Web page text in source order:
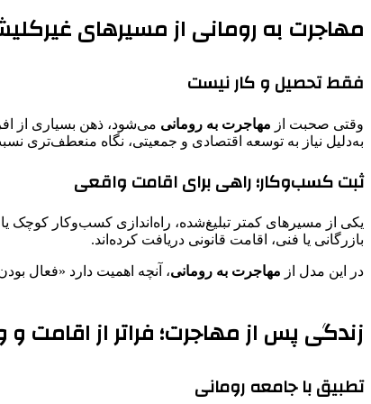
مهاجرت به رومانی از مسیرهای
فقط تحصیل و کار نیست
وقتی صحبت از مهاجرت به رومانی می‌شود، ذهن بسیاری از
به‌دلیل نیاز به توسعه اقتصادی و جمعیتی، نگاه منعطف‌تری
ثبت کسب‌وکار؛ راهی برای اقامت واقعی
یکی از مسیرهای کمتر تبلیغ‌شده، راه‌اندازی کسب‌وکار کوچک
بازرگانی یا فنی، اقامت قانونی دریافت کرده‌اند.
در این مدل از مهاجرت به رومانی، آنچه اهمیت دارد «فعال
زندگی پس از مهاجرت؛ فراتر از اقامت و
تطبیق با جامعه رومانی